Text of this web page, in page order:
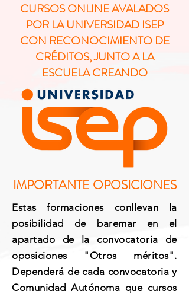
CURSOS ONLINE AVALADOS
POR LA UNIVERSIDAD ISEP
CON RECONOCIMIENTO DE
CRÉDITOS, JUNTO A LA
ESCUELA CREANDO
IMPORTANTE OPOSICIONES
Estas formaciones conllevan la
posibilidad de baremar en el
apartado de la convocatoria de
oposiciones "Otros méritos".
Dependerá de cada convocatoria y
Comunidad Autónoma que cursos